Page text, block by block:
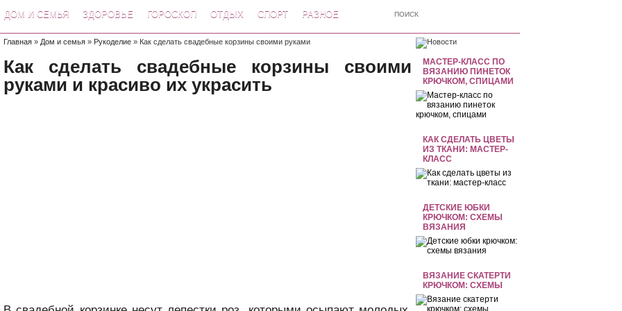
ДОМ И СЕМЬЯ ЗДОРОВЬЕ ГОРОСКОП ОТДЫХ СПОРТ РАЗНОЕ
МАСТЕР-КЛАСС ПО
ВЯЗАНИЮ ПИНЕТОК
КРЮЧКОМ, СПИЦАМИ
КАК СДЕЛАТЬ ЦВЕТЫ
ИЗ ТКАНИ: МАСТЕР-
КЛАСС
ДЕТСКИЕ ЮБКИ
КРЮЧКОМ: СХЕМЫ
ВЯЗАНИЯ
ВЯЗАНИЕ СКАТЕРТИ
КРЮЧКОМ: СХЕМЫ
Главная » Дом и семья » Рукоделие » Как сделать свадебные корзины своими руками
Как сделать свадебные корзины своими
руками и красиво их украсить